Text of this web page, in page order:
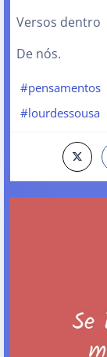
Versos dentro
De nós.
#pensamentos
#lourdessousa